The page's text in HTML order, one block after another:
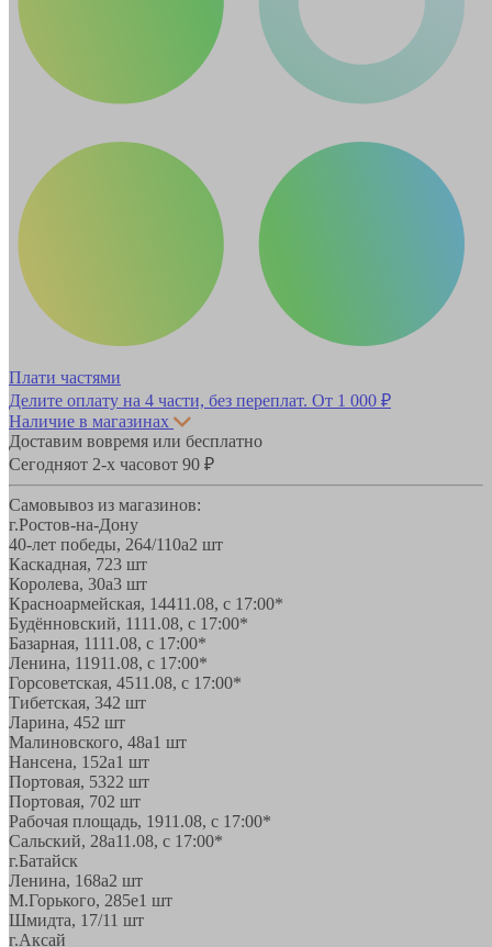
Плати частями
Делите оплату на 4 части, без переплат. От 1 000 ₽
Наличие в магазинах
Доставим вовремя или бесплатно
Сегодняот 2-х часовот 90 ₽
Самовывоз из магазинов:
г.Ростов-на-Дону
40-лет победы, 264/110а2 шт
Каскадная, 723 шт
Королева, 30а3 шт
Красноармейская, 14411.08, с 17:00*
Будённовский, 1111.08, с 17:00*
Базарная, 1111.08, с 17:00*
Ленина, 11911.08, с 17:00*
Горсоветская, 4511.08, с 17:00*
Тибетская, 342 шт
Ларина, 452 шт
Малиновского, 48а1 шт
Нансена, 152а1 шт
Портовая, 5322 шт
Портовая, 702 шт
Рабочая площадь, 1911.08, с 17:00*
Сальский, 28a11.08, с 17:00*
г.Батайск
Ленина, 168а2 шт
М.Горького, 285е1 шт
Шмидта, 17/11 шт
г.Аксай